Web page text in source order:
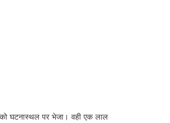
घटनास्थल पर भेजा। वही एक लाल